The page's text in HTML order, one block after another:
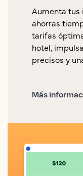
Aumenta tus
ahorras
tarifas
hotel,
precisos y
Más